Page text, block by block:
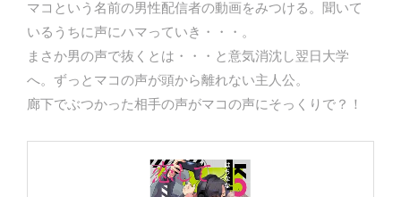
マコという名前の男性配信者の動画をみつける。聞いて
いるうちに声にハマっていき・・・。
まさか男の声で抜くとは・・・と意気消沈し翌日大学
へ。ずっとマコの声が頭から離れない主人公。
廊下でぶつかった相手の声がマコの声にそっくりで？！